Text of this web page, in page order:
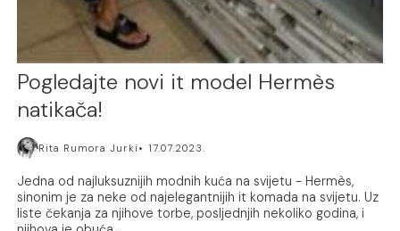
Pogledajte novi it model Hermès
natikača!
Rita Rumora Jurki 17.07.2023.
Jedna od najluksuznijih modnih kuća na svijetu - Hermès,
sinonim je za neke od najelegantnijih it komada na svijetu. Uz
liste čekanja za njihove torbe, posljednjih nekoliko godina, i